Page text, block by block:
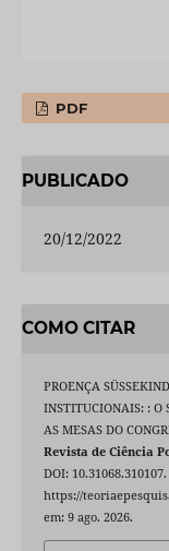
PDF
PUBLICADO
20/12/2022
COMO CITAR
PROENÇA
INSTITUCIONAIS: : O
AS MESAS DO
Revista de Ciência
DOI:
https://
em: 9 ago. 2026.